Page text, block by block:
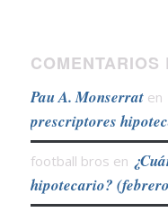
COMENTARIOS
Pau A. Monserraten
prescriptores
football bros en
hipotecario?